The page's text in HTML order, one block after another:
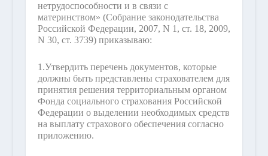
нетрудоспособности и в связи с
материнством» (Собрание законодательства
Российской Федерации, 2007, N 1, ст. 18, 2009,
N 30, ст. 3739) приказываю:
1.Утвердить перечень документов, которые
должны быть представлены страхователем для
принятия решения территориальным органом
Фонда социального страхования Российской
Федерации о выделении необходимых средств
на выплату страхового обеспечения согласно
приложению.